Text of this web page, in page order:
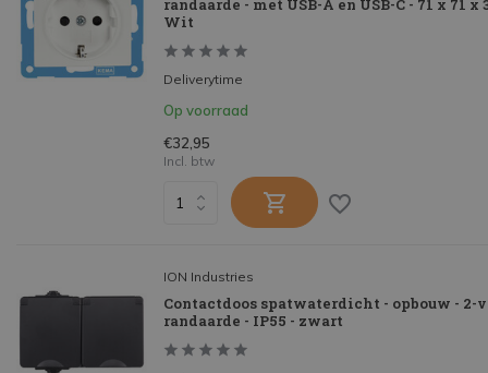
randaarde - met USB-A en USB-C - 71 x 71
Wit
Deliverytime
Op voorraad
€32,95
Incl. btw
ION Industries
Contactdoos spatwaterdicht - opbouw - 2-
randaarde - IP55 - zwart